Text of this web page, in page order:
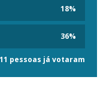
18%
36%
11 pessoas já votaram